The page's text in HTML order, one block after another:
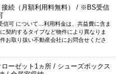
接続（月額利用料無料） / ※BS受信
信可 について…利用料金は、共益費に含ま
契約するタイプなど物件により異なりま
お取り扱い不動産会社にお問合せくださ
ーゼット1ヵ所 / シューズボックス